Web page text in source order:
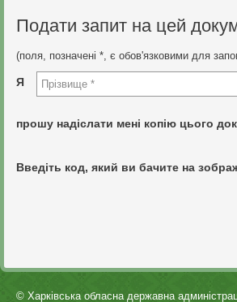
Подати запит на цей
(поля, позначені *, є обов'язковими для
Я
прошу надіслати мені копію цього
Введіть код, який ви бачите на
© Харківська обласна державна